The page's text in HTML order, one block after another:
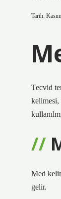
Tarih:
Tecvid
kelimesi,
Med
gelir.